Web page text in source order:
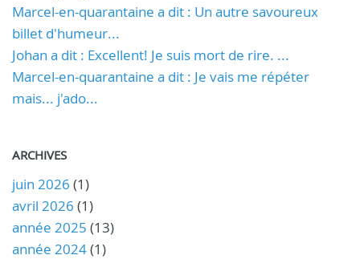
Marcel-en-quarantaine a dit : Un autre savoureux
billet d'humeur...
Johan a dit : Excellent! Je suis mort de rire. ...
Marcel-en-quarantaine a dit : Je vais me répéter
mais... j'ado...
ARCHIVES
juin 2026 (1)
avril 2026 (1)
année 2025 (13)
année 2024(1)